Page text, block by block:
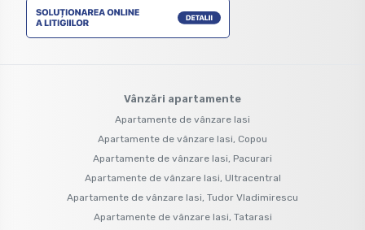
Vânzări apartamente
Apartamente de vânzare Iasi
Apartamente de vânzare Iasi, Copou
Apartamente de vânzare Iasi, Pacurari
Apartamente de vânzare Iasi, Ultracentral
Apartamente de vânzare Iasi, Tudor Vladimirescu
Apartamente de vânzare Iasi, Tatarasi